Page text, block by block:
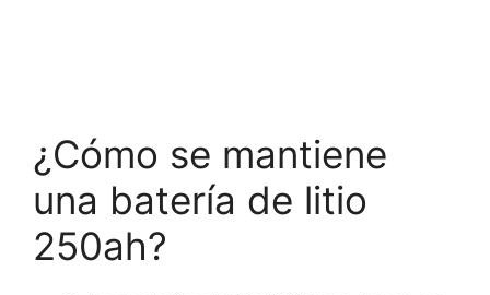
¿Cómo se mantiene
una batería de litio
250ah?